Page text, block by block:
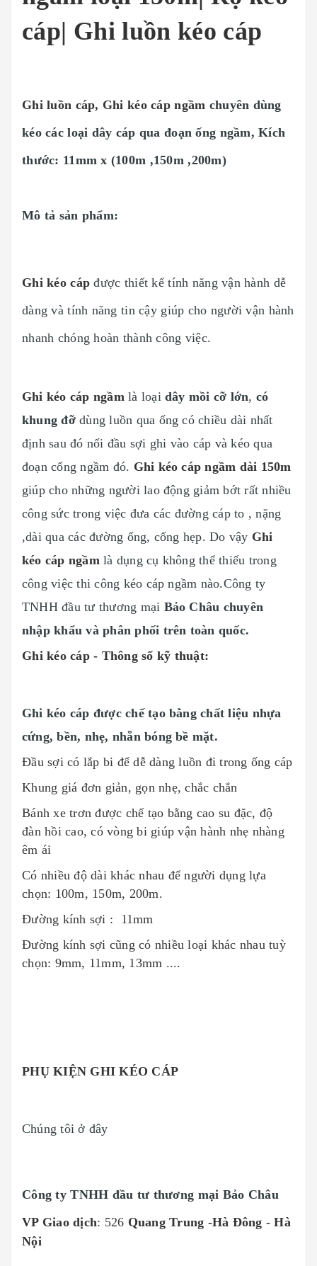
cáp| Ghi luồn kéo cáp
Ghi luồn cáp, Ghi kéo cáp ngầm chuyên dùng
kéo các loại dây cáp qua đoạn ống ngầm, Kích
thước: 11mm x (100m ,150m ,200m)
Mô tả sản phẩm:
Ghi kéo cáp được thiết kế tính năng vận hành dễ
dàng và tính năng tin cậy giúp cho người vận hành
nhanh chóng hoàn thành công việc.
Ghi kéo cáp ngầmlà loạidây mồi cỡ lớn, có
khung đỡdùng luồn qua ống có chiều dài nhất
định sau đó nối đầu sợi ghi vào cáp và kéo qua
đoạn cống ngầm đó. Ghi kéo cáp ngầm dài 150m
giúp cho những người lao động giảm bớt rất nhiều
công sức trong việc đưa các đường cáp to , nặng
,dài qua các đường ống, cống hẹp. Do vậy Ghi
kéo cáp ngầmlà dụng cụ không thể thiếu trong
công việc thi công kéo cáp ngầm nào.Công ty
TNHH đầu tư thương mại Bảo Châu chuyên
nhập khẩu và phân phối trên toàn quốc.
Ghi kéo cáp - Thông số kỹ thuật:
Ghi kéo cáp được chế tạo bằng chất liệu nhựa
cứng, bền, nhẹ, nhẵn bóng bề mặt.
Đầu sợi có lắp bi để dễ dàng luồn đi trong ống cáp
Khung giá đơn giản, gọn nhẹ, chắc chắn
Bánh xe trơn được chế tạo bằng cao su đặc, độ
đàn hồi cao, có vòng bi giúp vận hành nhẹ nhàng
êm ái
Có nhiều độ dài khác nhau để người dụng lựa
chọn: 100m, 150m, 200m.
Đường kính sợi : 11mm
Đường kính sợi cũng có nhiều loại khác nhau tuỳ
chọn: 9mm, 11mm, 13mm ....
PHỤ KIỆN GHI KÉO CÁP
Chúng tôi ở đây
Công ty TNHH đầu tư thương mại Bảo Châu
VP Giao dịch: 526 Quang Trung -Hà Đông - Hà
Nội